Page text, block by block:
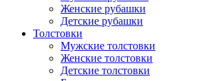
Женские рубашки
Детские рубашки
Толстовки
Мужские толстовки
Женские толстовки
Детские толстовки